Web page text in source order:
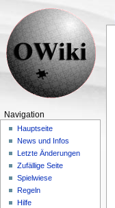
Navigation
Hauptseite
News und Infos
Letzte Änderungen
Zufällige Seite
Spielwiese
Regeln
Hilfe